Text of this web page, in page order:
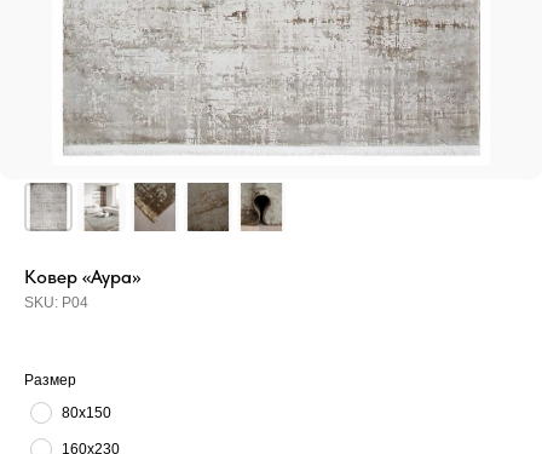
Ковер «Аура»
SKU: Р04
Размер
80х150
160х230